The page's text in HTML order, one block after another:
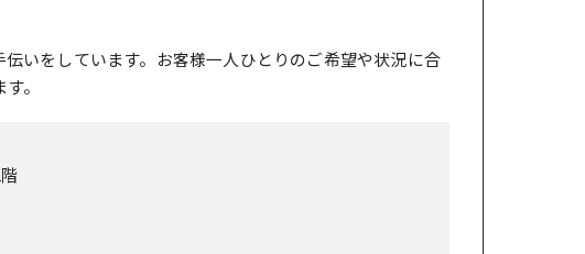
いをしています。お客様一人ひとりのご希望や状況に合
。